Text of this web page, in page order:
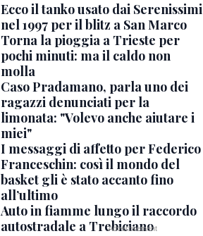
Ecco il tanko usato dai Serenissimi
nel 1997 per il blitz a San Marco
Torna la pioggia a Trieste per
pochi minuti: ma il caldo non
molla
Caso Pradamano, parla uno dei
ragazzi denunciati per la
limonata: "Volevo anche aiutare i
miei"
I messaggi di affetto per Federico
Franceschin: così il mondo del
basket gli è stato accanto fino
all’ultimo
Auto in fiamme lungo il raccordo
autostradale a Trebiciano